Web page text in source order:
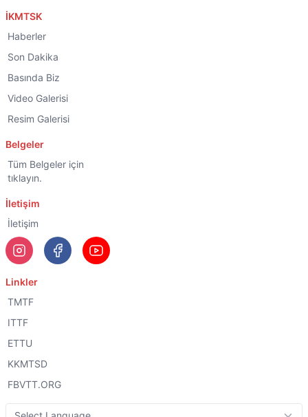
İKMTSK
Haberler
Son Dakika
Basında Biz
Video Galerisi
Resim Galerisi
Belgeler
Tüm Belgeler için
tıklayın.
İletişim
İletişim
Linkler
TMTF
ITTF
ETTU
KKMTSD
FBVTT.ORG